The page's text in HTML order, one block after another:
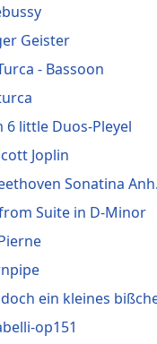
Geister
- Bassoon
6 little Duos-Pleyel
Joplin
Sonatina
Suite in D-Minor
ein kleines
op151